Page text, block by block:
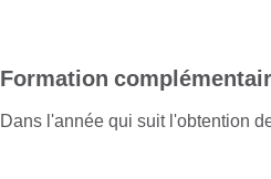
Formation
Dans l'année qui suit l'obtention